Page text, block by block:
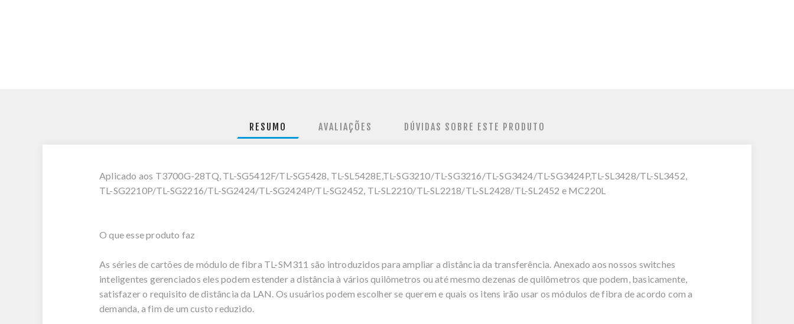
RESUMO AVALIAÇÕES DÚVIDAS SOBRE ESTE PRODUTO
Aplicado aos T3700G-28TQ, TL-SG5412F/TL-SG5428, TL-SL5428E,TL-SG3210/TL-SG3216/TL-SG3424/TL-SG3424P,TL-SL3428/TL-SL3452,
TL-SG2210P/TL-SG2216/TL-SG2424/TL-SG2424P/TL-SG2452, TL-SL2210/TL-SL2218/TL-SL2428/TL-SL2452 e MC220L
O que esse produto faz
As séries de cartões de módulo de fibra TL-SM311 são introduzidos para ampliar a distância da transferência. Anexado aos nossos switches
inteligentes gerenciados eles podem estender a distância à vários quilômetros ou até mesmo dezenas de quilômetros que podem, basicamente,
satisfazer o requisito de distância da LAN. Os usuários podem escolher se querem e quais os itens irão usar os módulos de fibra de acordo com a
demanda, a fim de um custo reduzido.